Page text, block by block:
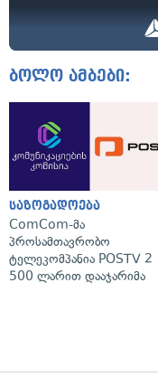
ბოლო ამბები:
საზოგადოება
ComCom-მა
პროსამთავრობო
ტელეკომპანია POSTV 2
500 ლარით დააჯარიმა